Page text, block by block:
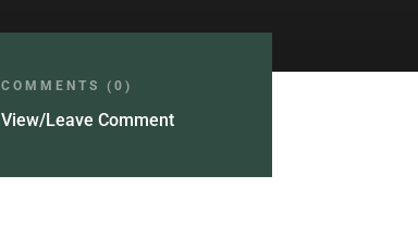
COMMENTS (0)
View/Leave Comment